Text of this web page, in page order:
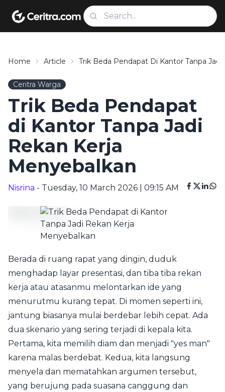
Home Article Trik Beda Pendapat Di Kantor Tanpa
Ceritra Warga
Trik Beda Pendapat
di Kantor Tanpa Jadi
Rekan Kerja
Menyebalkan
Nisrina - Tuesday, 10 March 2026 | 09:15 AM
Berada di ruang rapat yang dingin, duduk
menghadap layar presentasi, dan tiba tiba rekan
kerja atau atasanmu melontarkan ide yang
menurutmu kurang tepat. Di momen seperti ini,
jantung biasanya mulai berdebar lebih cepat. Ada
dua skenario yang sering terjadi di kepala kita.
Pertama, kita memilih diam dan menjadi "yes man"
karena malas berdebat. Kedua, kita langsung
menyela dan mematahkan argumen tersebut,
yang berujung pada suasana canggung dan